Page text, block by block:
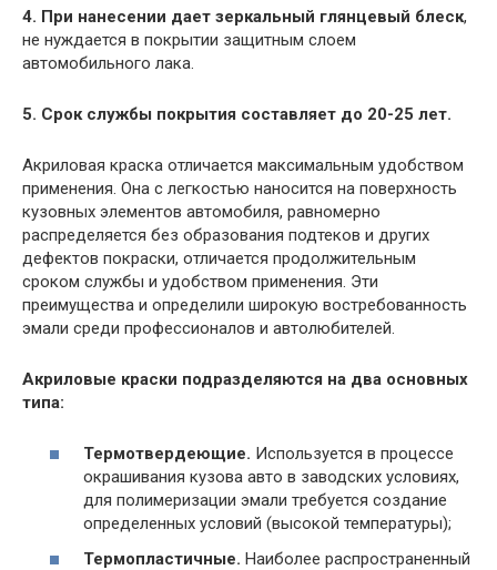
4. При нанесении дает зеркальный глянцевый блеск,
не нуждается в покрытии защитным слоем
автомобильного лака.
5. Срок службы покрытия составляет до 20-25 лет.
Акриловая краска отличается максимальным удобством
применения. Она с легкостью наносится на поверхность
кузовных элементов автомобиля, равномерно
распределяется без образования подтеков и других
дефектов покраски, отличается продолжительным
сроком службы и удобством применения. Эти
преимущества и определили широкую востребованность
эмали среди профессионалов и автолюбителей.
Акриловые краски подразделяются на два основных
типа:
Термотвердеющие. Используется в процессе
окрашивания кузова авто в заводских условиях,
для полимеризации эмали требуется создание
определенных условий (высокой температуры);
Термопластичные. Наиболее распространенный